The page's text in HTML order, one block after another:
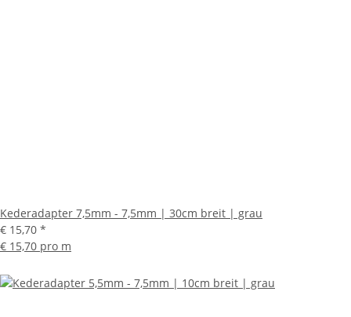
Kederadapter 7,5mm - 7,5mm | 30cm breit | grau
€ 15,70 *
€ 15,70 pro m